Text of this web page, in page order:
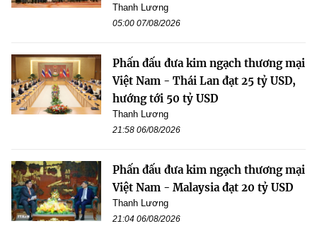
Thanh Lương
05:00 07/08/2026
Phấn đấu đưa kim ngạch thương mại
Việt Nam - Thái Lan đạt 25 tỷ USD,
hướng tới 50 tỷ USD
Thanh Lương
21:58 06/08/2026
Phấn đấu đưa kim ngạch thương mại
Việt Nam - Malaysia đạt 20 tỷ USD
Thanh Lương
21:04 06/08/2026